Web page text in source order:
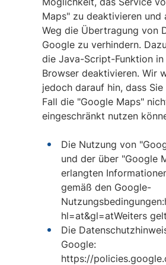
Maps" zu deaktivieren und
Weg die Übertragung von
Google zu verhindern.
die Java-Script-Funktion in
Browser deaktivieren. Wir
jedoch darauf hin, dass Sie
Fall die "Google Maps"
eingeschränkt nutzen
Die Nutzung von
und der über "Google
erlangten
gemäß den Google-
hl=at&gl=atWeiters
Die
Google:
https://